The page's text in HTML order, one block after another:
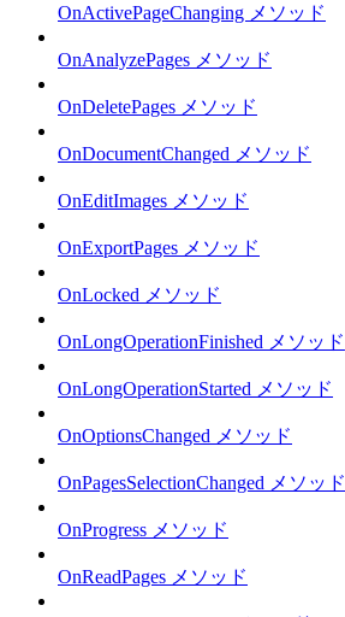
OnActivePageChanging メソッド
OnAnalyzePages メソッド
OnDeletePages メソッド
OnDocumentChanged メソッド
OnEditImages メソッド
OnExportPages メソッド
OnLocked メソッド
OnLongOperationFinished メソッド
OnLongOperationStarted メソッド
OnOptionsChanged メソッド
OnPagesSelectionChanged メソッド
OnProgress メソッド
OnReadPages メソッド